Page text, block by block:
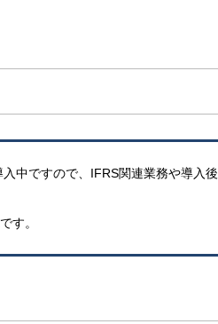
中ですので、IFRS関連業務や導入後
す。